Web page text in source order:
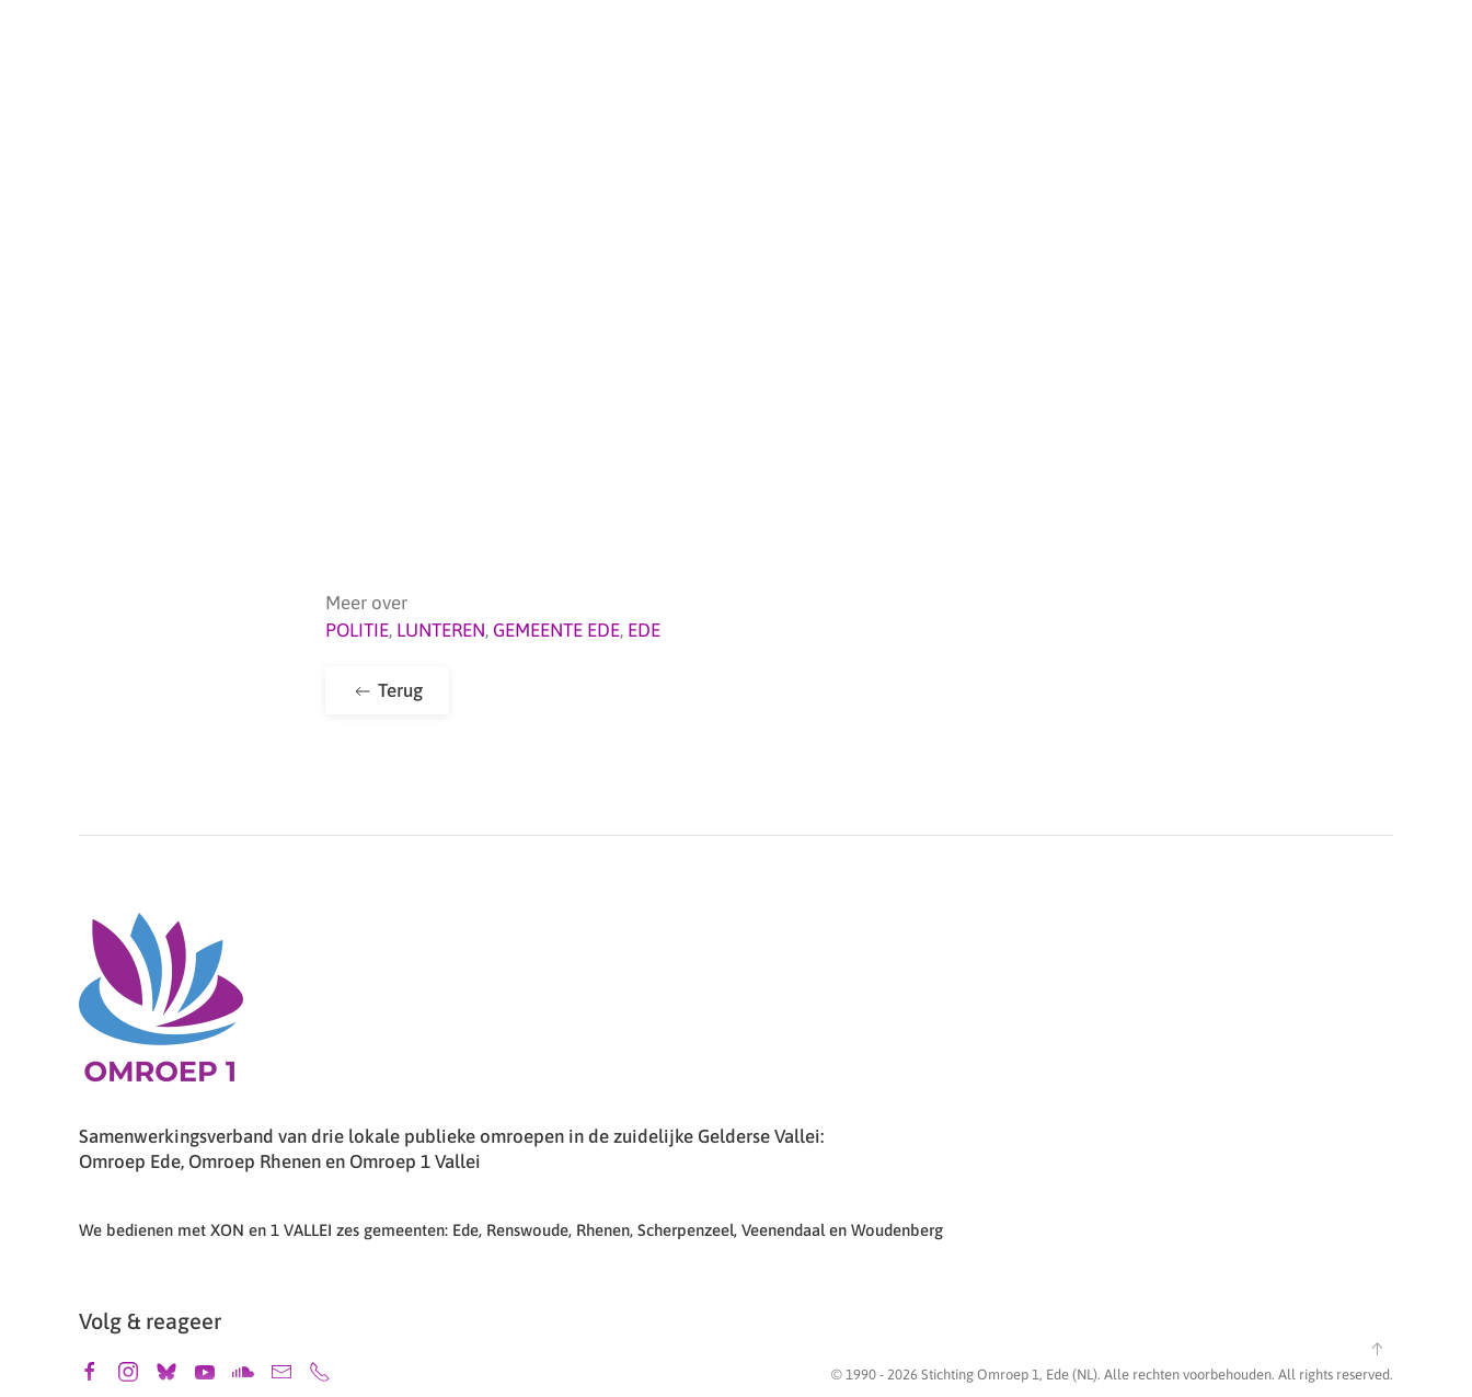
Meer over
POLITIE, LUNTEREN, GEMEENTE EDE, EDE
Terug
Samenwerkingsverband van drie lokale publieke omroepen in de zuidelijke Gelderse Vallei:
Omroep Ede, Omroep Rhenen en Omroep 1 Vallei
We bedienen met XON en 1 VALLEI zes gemeenten: Ede, Renswoude, Rhenen, Scherpenzeel, Veenendaal en Woudenberg
Volg & reageer
© 1990 - 2026 Stichting Omroep 1, Ede (NL). Alle rechten voorbehouden. All rights reserved.